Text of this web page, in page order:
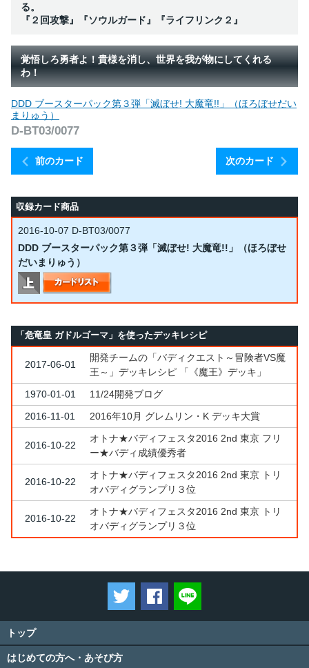
る。
『２回攻撃』『ソウルガード』『ライフリンク２』
覚悟しろ勇者よ！貴様を消し、世界を我が物にしてくれる
わ！
前のカード
DDD ブースターパック第３弾「滅ぼせ! 大魔竜!!」（ほろぼせだい
まりゅう）
D-BT03/0077
次のカード
収録カード商品
2016-10-07 D-BT03/0077
DDD ブースターパック第３弾「滅ぼせ! 大魔竜!!」（ほろぼせ
だいまりゅう）
「危竜皇 ガドルゴーマ」を使ったデッキレシピ
2017-06-01
開発チームの「バディクエスト～冒険者VS魔
王～」デッキレシピ 「《魔王》デッキ」
1970-01-01
11/24開発ブログ
2016-11-01
2016年10月 グレムリン・K デッキ大賞
2016-10-22
オトナ★バディフェスタ2016 2nd 東京 フリ
ー★バディ成績優秀者
2016-10-22
オトナ★バディフェスタ2016 2nd 東京 トリ
オバディグランプリ３位
2016-10-22
オトナ★バディフェスタ2016 2nd 東京 トリ
オバディグランプリ３位
ツイートするFacebookでシェアする
トップ
はじめての方へ・あそび方